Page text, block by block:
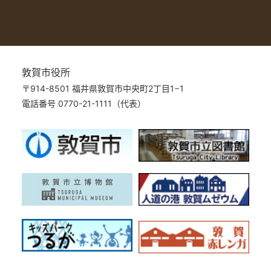
敦賀市役所
〒914-8501 福井県敦賀市中央町2丁目1−1
電話番号 0770-21-1111（代表）